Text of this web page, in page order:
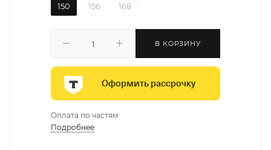
150
156 168
В КОРЗИНУ
Оформить рассрочку
Оплата по частям
Подробнее